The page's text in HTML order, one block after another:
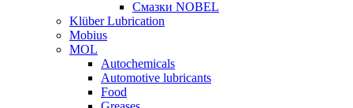
Смазки NOBEL
Klüber Lubrication
Mobius
MOL
Autochemicals
Automotive lubricants
Food